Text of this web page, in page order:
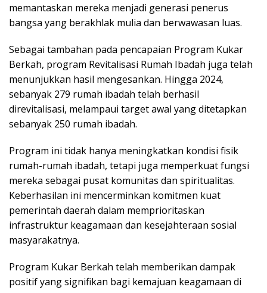
memantaskan mereka menjadi generasi penerus
bangsa yang berakhlak mulia dan berwawasan luas.
Sebagai tambahan pada pencapaian Program Kukar
Berkah, program Revitalisasi Rumah Ibadah juga telah
menunjukkan hasil mengesankan. Hingga 2024,
sebanyak 279 rumah ibadah telah berhasil
direvitalisasi, melampaui target awal yang ditetapkan
sebanyak 250 rumah ibadah.
Program ini tidak hanya meningkatkan kondisi fisik
rumah-rumah ibadah, tetapi juga memperkuat fungsi
mereka sebagai pusat komunitas dan spiritualitas.
Keberhasilan ini mencerminkan komitmen kuat
pemerintah daerah dalam memprioritaskan
infrastruktur keagamaan dan kesejahteraan sosial
masyarakatnya.
Program Kukar Berkah telah memberikan dampak
positif yang signifikan bagi kemajuan keagamaan di